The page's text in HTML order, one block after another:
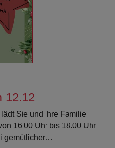
12.12
Sie und Ihre Familie
16.00 Uhr bis 18.00 Uhr
gemütlicher…